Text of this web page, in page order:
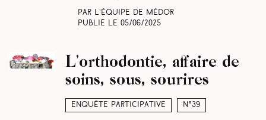
Par L’équipe de Médor
Publié le05/06/2025
Enquête participative N°39
L’orthodontie, affaire de
soins, sous, sourires